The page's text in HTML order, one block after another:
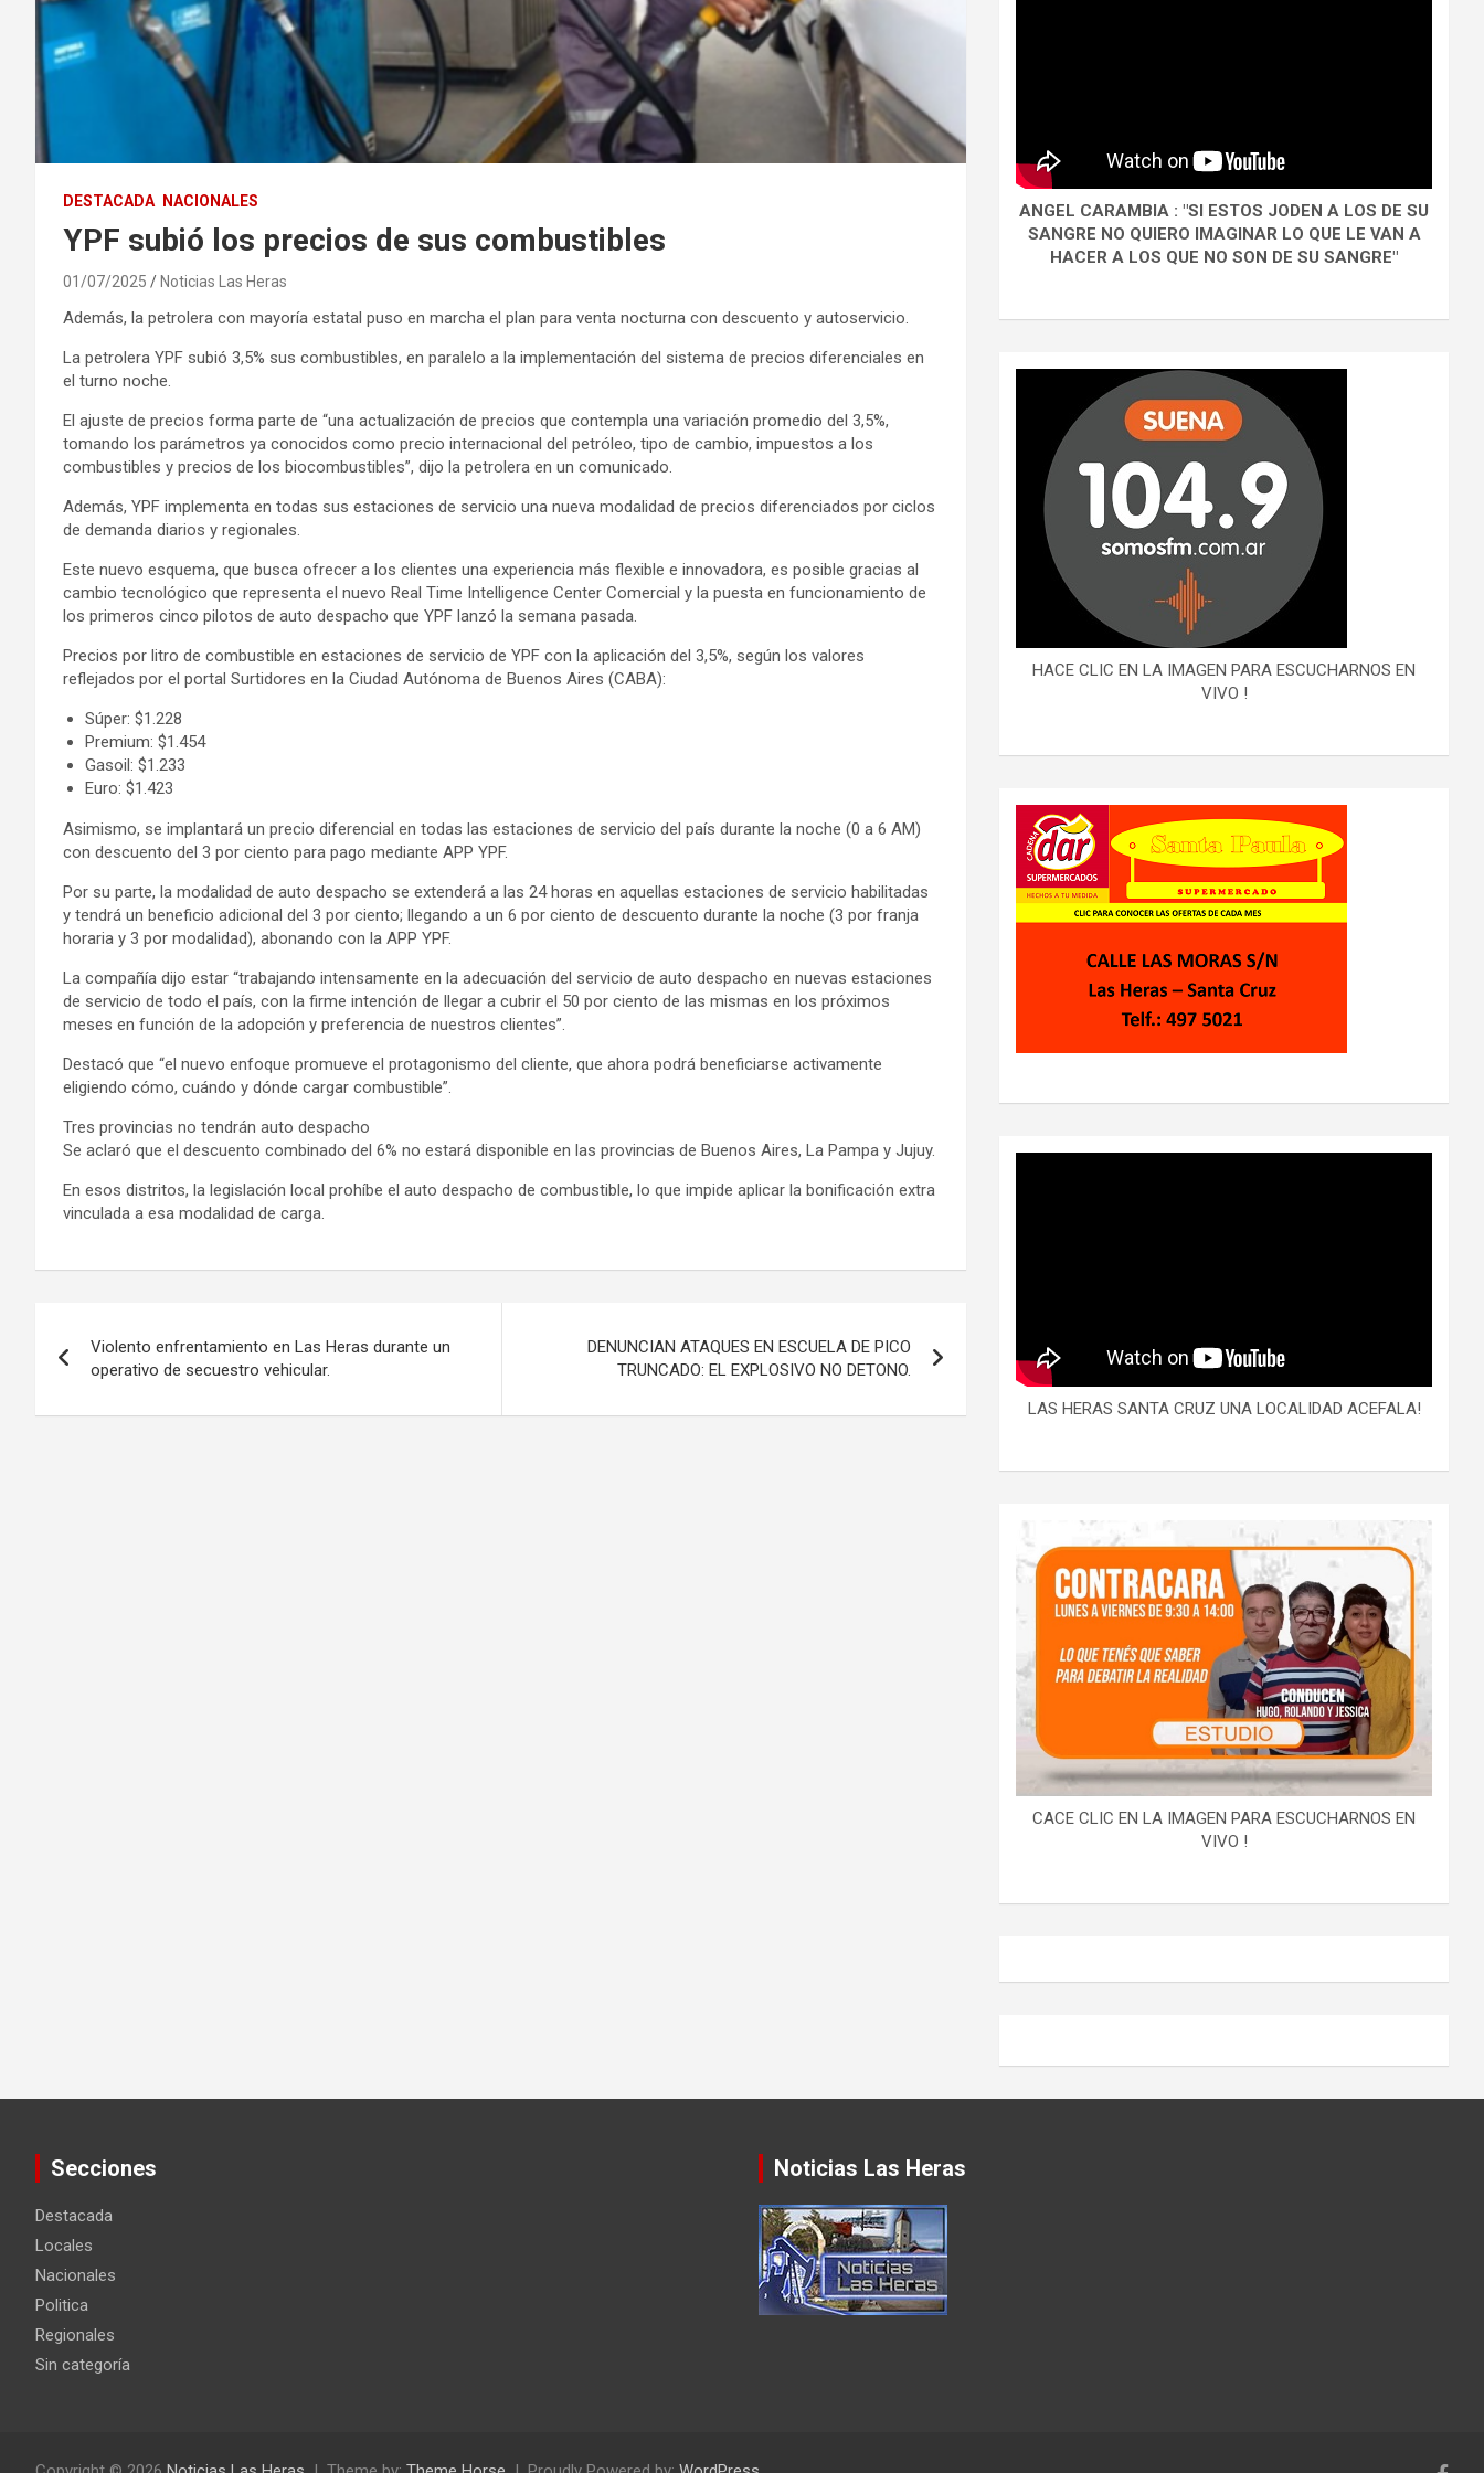
DESTACADA NACIONALES
YPF subió los precios de sus combustibles
01/07/2025 Noticias Las Heras
Además, la petrolera con mayoría estatal puso en marcha el plan para venta nocturna con descuento y autoservicio.
La petrolera YPF subió 3,5% sus combustibles, en paralelo a la implementación del sistema de precios diferenciales en
el turno noche.
El ajuste de precios forma parte de “una actualización de precios que contempla una variación promedio del 3,5%,
tomando los parámetros ya conocidos como precio internacional del petróleo, tipo de cambio, impuestos a los
combustibles y precios de los biocombustibles”, dijo la petrolera en un comunicado.
Además, YPF implementa en todas sus estaciones de servicio una nueva modalidad de precios diferenciados por ciclos
de demanda diarios y regionales.
Este nuevo esquema, que busca ofrecer a los clientes una experiencia más flexible e innovadora, es posible gracias al
cambio tecnológico que representa el nuevo Real Time Intelligence Center Comercial y la puesta en funcionamiento de
los primeros cinco pilotos de auto despacho que YPF lanzó la semana pasada.
Precios por litro de combustible en estaciones de servicio de YPF con la aplicación del 3,5%, según los valores
reflejados por el portal Surtidores en la Ciudad Autónoma de Buenos Aires (CABA):
Súper: $1.228
Premium: $1.454
Gasoil: $1.233
Euro: $1.423
Asimismo, se implantará un precio diferencial en todas las estaciones de servicio del país durante la noche (0 a 6 AM)
con descuento del 3 por ciento para pago mediante APP YPF.
Por su parte, la modalidad de auto despacho se extenderá a las 24 horas en aquellas estaciones de servicio habilitadas
y tendrá un beneficio adicional del 3 por ciento; llegando a un 6 por ciento de descuento durante la noche (3 por franja
horaria y 3 por modalidad), abonando con la APP YPF.
La compañía dijo estar “trabajando intensamente en la adecuación del servicio de auto despacho en nuevas estaciones
de servicio de todo el país, con la firme intención de llegar a cubrir el 50 por ciento de las mismas en los próximos
meses en función de la adopción y preferencia de nuestros clientes”.
Destacó que “el nuevo enfoque promueve el protagonismo del cliente, que ahora podrá beneficiarse activamente
eligiendo cómo, cuándo y dónde cargar combustible”.
Tres provincias no tendrán auto despacho
Se aclaró que el descuento combinado del 6% no estará disponible en las provincias de Buenos Aires, La Pampa y Jujuy.
En esos distritos, la legislación local prohíbe el auto despacho de combustible, lo que impide aplicar la bonificación extra
vinculada a esa modalidad de carga.
de
entradas
Violento enfrentamiento en Las Heras durante un
operativo de secuestro vehicular.
DENUNCIAN ATAQUES EN ESCUELA DE PICO
TRUNCADO: EL EXPLOSIVO NO DETONO.
ANGEL CARAMBIA : "SI ESTOS JODEN A LOS DE SU
SANGRE NO QUIERO IMAGINAR LO QUE LE VAN A
HACER A LOS QUE NO SON DE SU SANGRE"
HACE CLIC EN LA IMAGEN PARA ESCUCHARNOS EN
VIVO !
LAS HERAS SANTA CRUZ UNA LOCALIDAD ACEFALA!
CACE CLIC EN LA IMAGEN PARA ESCUCHARNOS EN
VIVO !
Secciones
Destacada
Locales
Nacionales
Politica
Regionales
Sin categoría
Noticias Las Heras